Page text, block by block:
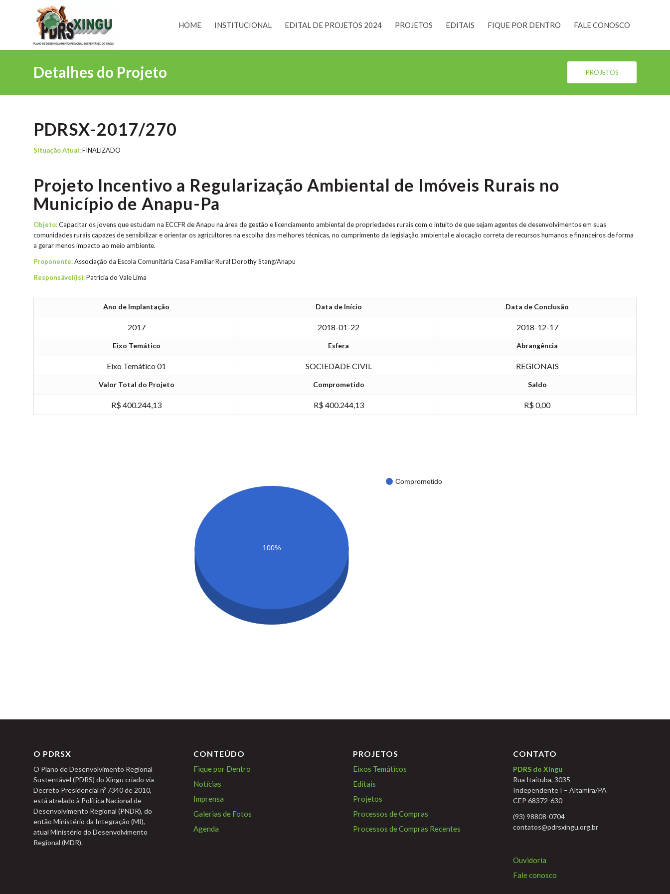
HOME INSTITUCIONAL EDITAL DE PROJETOS 2024 PROJETOS EDITAIS FIQUE POR DENTRO FALE CONOSCO
Detalhes do Projeto PROJETOS
PDRSX-2017/270
Situação Atual:FINALIZADO
Projeto Incentivo a Regularização Ambiental de Imóveis Rurais no
Município de Anapu-Pa
Objeto:Capacitar os jovens que estudam na ECCFR de Anapu na área de gestão e licenciamento ambiental de propriedades rurais com o intuito de que sejam agentes de desenvolvimentos em suas
comunidades rurais capazes de sensibilizar e orientar os agricultores na escolha das melhores técnicas, no cumprimento da legislação ambiental e alocação correta de recursos humanos e financeiros de forma
a gerar menos impacto ao meio ambiente.
Proponente:Associação da Escola Comunitária Casa Familiar Rural Dorothy Stang/Anapu
Responsável(is):Patrícia do Vale Lima
Ano de Implantação Data de Início Data de Conclusão
2017 2018-01-22 2018-12-17
Eixo Temático Esfera Abrangência
Eixo Temático 01 SOCIEDADE CIVIL REGIONAIS
Valor Total do Projeto Comprometido Saldo
R$ 400.244,13 R$ 400.244,13 R$ 0,00
Comprometido
100%
O PDRSX
O Plano de Desenvolvimento Regional
Sustentável (PDRS) do Xingu criado via
Decreto Presidencial nº 7340 de 2010,
está atrelado à Política Nacional de
Desenvolvimento Regional (PNDR), do
então Ministério da Integração (MI),
atual Ministério do Desenvolvimento
Regional (MDR).
CONTEÚDO
Fique por Dentro
Notícias
Imprensa
Galerias de Fotos
Agenda
PROJETOS
Eixos Temáticos
Editais
Projetos
Processos de Compras
Processos de Compras Recentes
CONTATO
PDRS do Xingu
Rua Itaituba, 3035
Independente I – Altamira/PA
CEP 68372-630
(93) 98808-0704
contatos@pdrsxingu.org.br
Ouvidoria
Fale conosco